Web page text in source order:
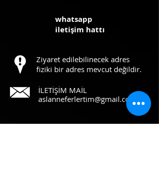
whatsapp
iletişim hattı
Ziyaret edilebilinecek adres
fiziki bir adres mevcut değildir.
İLETİŞİM MAİL
aslanneferlertim@gmail.com